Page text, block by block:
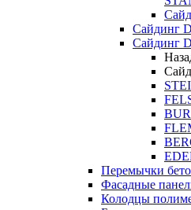
Сайдинг
Сайдинг
Перемычки
Фасадные
Колодцы